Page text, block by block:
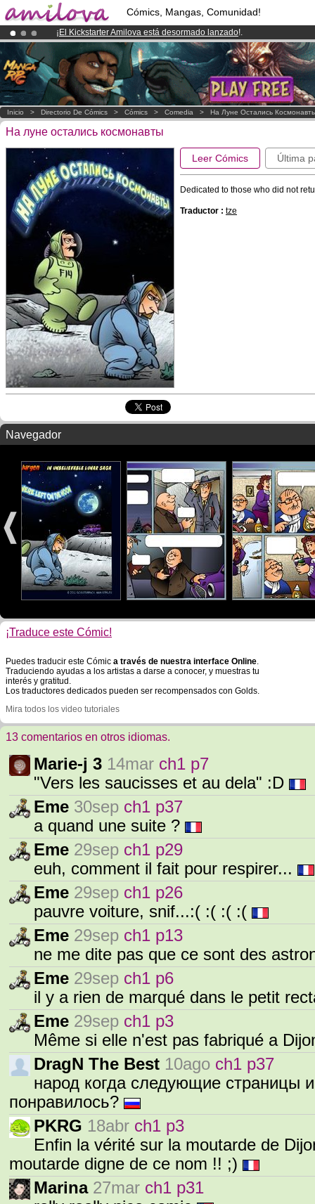
Cómics, Mangas, Comunidad!
¡ El Kickstarter Amilova está desormado lanzado!.
¡Ya tenemos 100000miembrosy 1000Cómics y Mangas!.
¡Conviertete en Premium por3.95 euros al mes!Hazte Premium ya
Inicio > Directorio De Cómics > Cómics > Comedia > На Луне Остались
На луне остались космонавты
Leer Cómics Última
Dedicated to those who did not
Traductor : tze
Navegador
¡Traduce este Cómic!
Puedes traducir este Cómic a través de nuestra interface Online.
Traduciendo ayudas a los artistas a darse a conocer, y muestras tu
interés y gratitud.
Los traductores dedicados pueden ser recompensados con Golds.
Mira todos los video tutoriales
13 comentarios en otros idiomas.
Marie-j 3 14mar ch1 p7
"Vers les saucisses et au dela" :D
Eme 30sep ch1 p37
a quand une suite ?
Eme 29sep ch1 p29
euh, comment il fait pour respirer...
Eme 29sep ch1 p26
pauvre voiture, snif...:( :( :( :(
Eme 29sep ch1 p13
ne me dite pas que ce sont des
Eme 29sep ch1 p6
il y a rien de marqué dans le petit
Eme 29sep ch1 p3
Même si elle n'est pas fabriqué a
DragN The Best 10ago ch1 p37
народ когда следующие страницы
понравилось?
PKRG 18abr ch1 p3
Enfin la vérité sur la moutarde de
moutarde digne de ce nom !! ;)
Marina 27mar ch1 p31